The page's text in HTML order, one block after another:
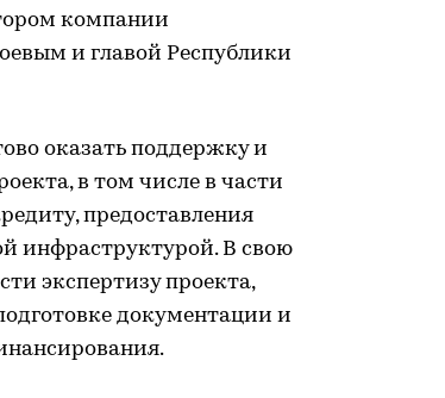
компании
и главой Республики
оказать поддержку и
в том числе в части
предоставления
инфраструктурой. В свою
экспертизу проекта,
документации и